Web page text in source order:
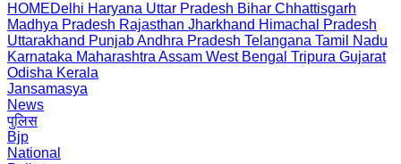
HOMEDelhi Haryana Uttar Pradesh Bihar Chhattisgarh
Madhya Pradesh Rajasthan Jharkhand Himachal Pradesh
Uttarakhand PunjabAndhra Pradesh Telangana Tamil Nadu
Karnataka Maharashtra Assam West Bengal Tripura Gujarat
Odisha Kerala
Jansamasya
News
पुलिस
Bjp
National